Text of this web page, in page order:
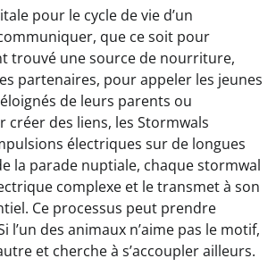
pour le cycle de vie d’un
que ce soit pour
trouvé une source de nourriture,
partenaires, pour appeler les jeunes
de leurs parents ou
créer des liens, les Stormwals
électriques sur de longues
la parade nuptiale, chaque stormwal
complexe et le transmet à son
Ce processus peut prendre
l’un des animaux n’aime pas le motif,
et cherche à s’accoupler ailleurs.